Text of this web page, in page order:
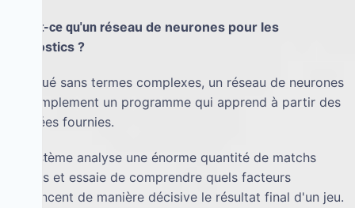
Qu'est-ce qu'un réseau de neurones pour les
pronostics ?
Expliqué sans termes complexes, un réseau de neurones
est simplement un programme qui apprend à partir des
ées fournies.
Le système analyse une énorme quantité de matchs
s et essaie de comprendre quels facteurs
influencent de manière décisive le résultat final d'un jeu.